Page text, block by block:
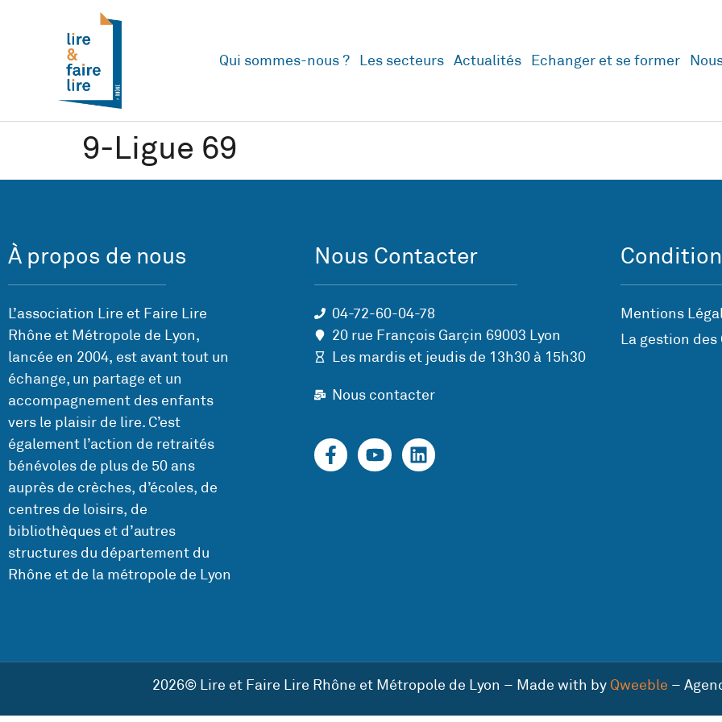
Qui sommes-nous ? Les secteurs Actualités Echanger et se former
9-Ligue 69
À propos de nous
L’association Lire et Faire Lire
Rhône et Métropole de Lyon,
lancée en 2004, est avant tout un
échange, un partage et un
accompagnement des enfants
vers le plaisir de lire. C’est
également l’action de retraités
bénévoles de plus de 50 ans
auprès de crèches, d’écoles, de
centres de loisirs, de
bibliothèques et d’autres
structures du département du
Rhône et de la métropole de Lyon
Nous Contacter
04-72-60-04-78
20 rue François Garçin 69003 Lyon
Les mardis et jeudis de 13h30 à 15h30
Nous contacter
Mentions
La gestion des
2026© Lire et Faire Lire Rhône et Métropole de Lyon – Made with by Qweeble –